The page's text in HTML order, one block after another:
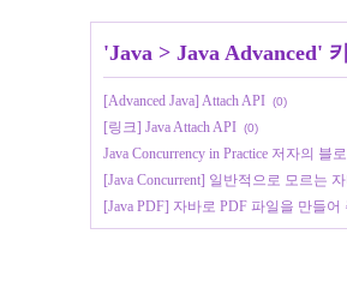
'Java > Java Advanced'
[Advanced Java] Attach API (0)
[링크] Java Attach API (0)
Java Concurrency in Practice 저자의 블
[Java Concurrent] 일반적으로 모르는
[Java PDF] 자바로 PDF 파일을 만들어